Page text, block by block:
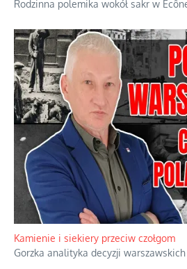
Familijny spór o biskupie sakry
Rodzinna polemika wokół sakr w Écône.